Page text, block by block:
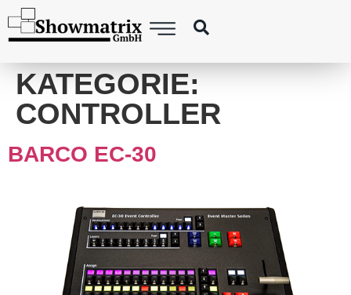
springen
KATEGORIE:
CONTROLLER
BARCO EC-30